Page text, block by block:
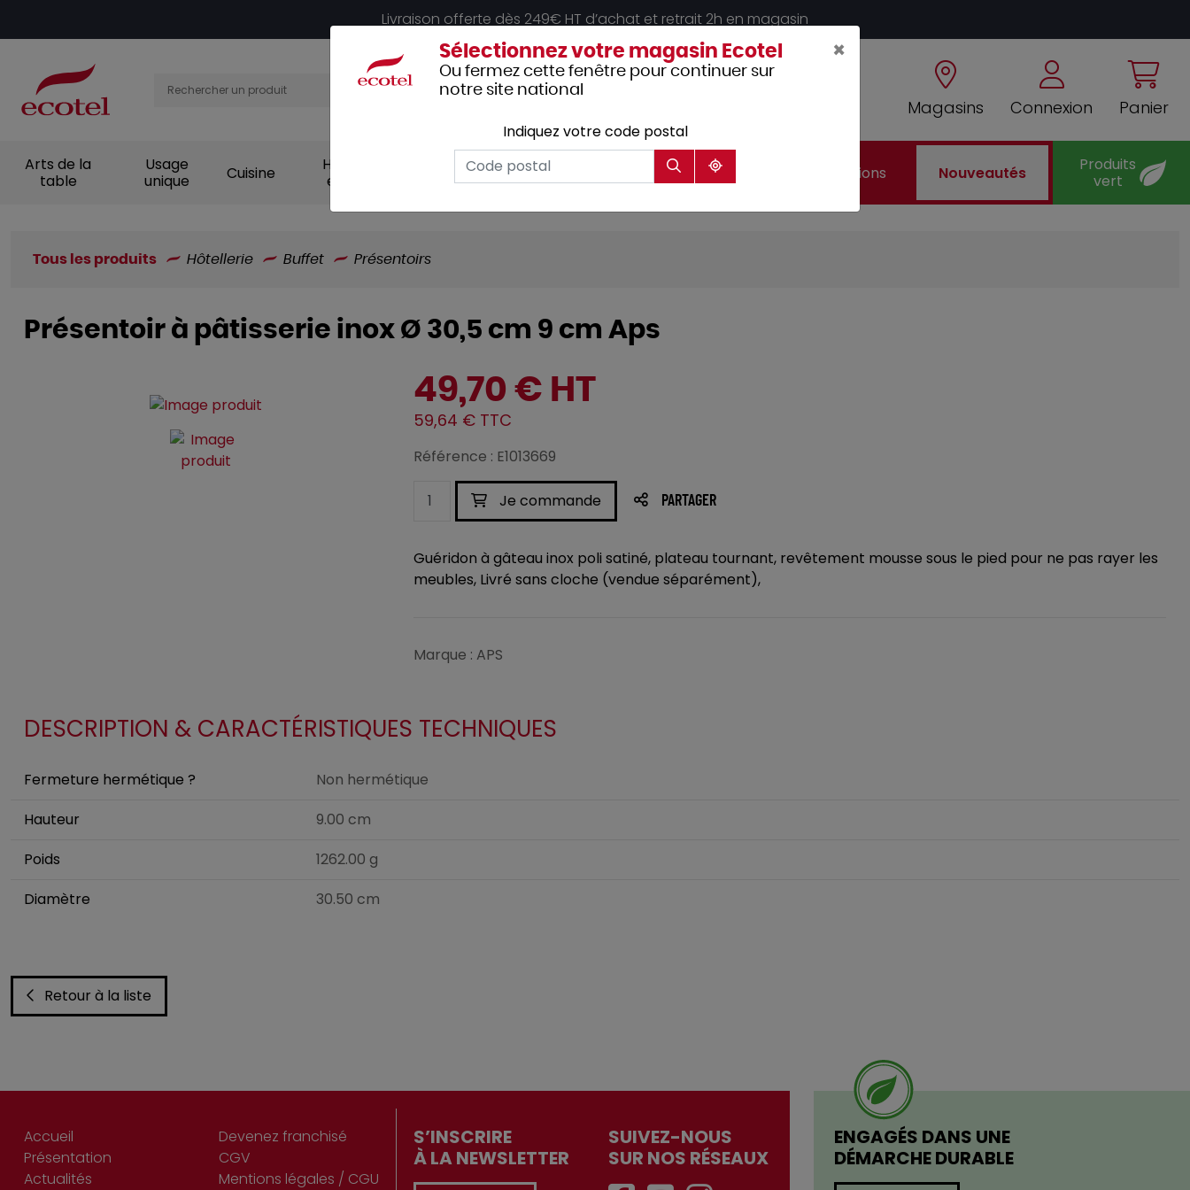
Livraison offerte dès 249€ HT d’achat et retrait 2h en magasin
Magasins Connexion Panier
Arts de la
table
Usage
unique
Cuisine
Hygiène et
entretien
Vêtements
professionnels
Hôtellerie Mobilier Promotions Nouveautés
Produits
vert
Tous les produits Hôtellerie Buffet Présentoirs
Présentoir à pâtisserie inox Ø 30,5 cm 9 cm Aps
49,70 € HT
59,64 € TTC
Référence : E1013669
Je commande PARTAGER
Guéridon à gâteau inox poli satiné, plateau tournant, revêtement mousse sous le pied pour ne pas rayer les
meubles, Livré sans cloche (vendue séparément),
Marque : APS
DESCRIPTION & CARACTÉRISTIQUES TECHNIQUES
Fermeture hermétique ?
Non hermétique
Hauteur
9.00 cm
Poids
1262.00 g
Diamètre
30.50 cm
Retour à la liste
ENGAGÉS DANS UNE
DÉMARCHE DURABLE
Accueil
Présentation
Actualités
Devenez franchisé
CGV
Mentions légales / CGU
S’INSCRIRE
À LA NEWSLETTER
SUIVEZ-NOUS
SUR NOS RÉSEAUX
×
Sélectionnez votre magasin Ecotel
Ou fermez cette fenêtre pour continuer sur
notre site national
Indiquez votre code postal